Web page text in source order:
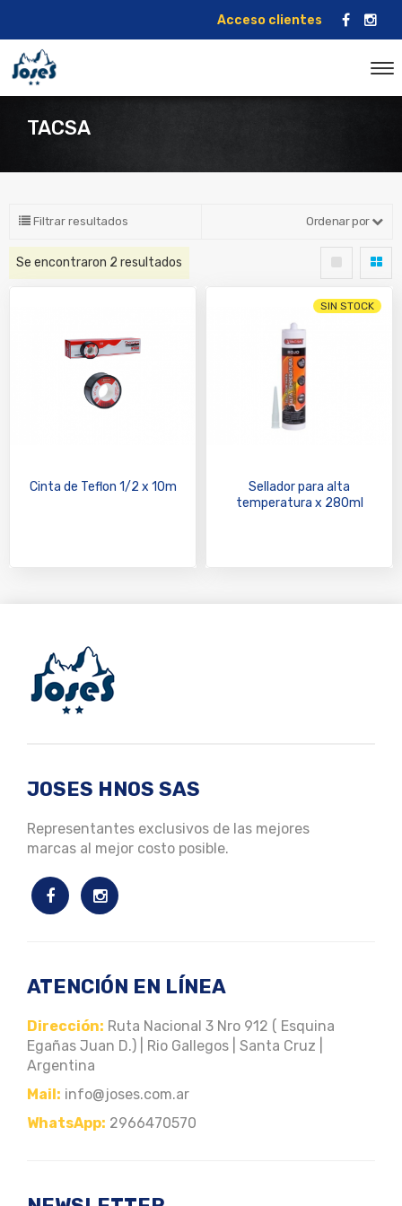
Acceso clientes
TACSA
Filtrar resultados Ordenar por
Se encontraron 2 resultados
Cinta de Teflon 1/2 x 10m
SIN STOCK
Sellador para alta
temperatura x 280ml
JOSES HNOS SAS
Representantes exclusivos de las mejores
marcas al mejor costo posible.
ATENCIÓN EN LÍNEA
Dirección: Ruta Nacional 3 Nro 912 ( Esquina
Egañas Juan D.) | Rio Gallegos | Santa Cruz |
Argentina
Mail: info@joses.com.ar
WhatsApp: 2966470570